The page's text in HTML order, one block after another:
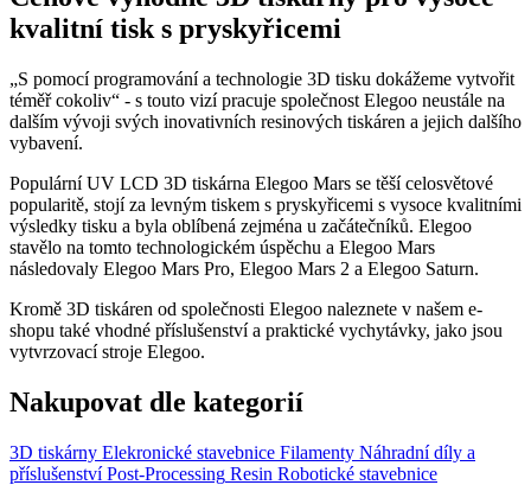
kvalitní tisk s pryskyřicemi
„S pomocí programování a technologie 3D tisku dokážeme vytvořit
téměř cokoliv“ - s touto vizí pracuje společnost Elegoo neustále na
dalším vývoji svých inovativních resinových tiskáren a jejich dalšího
vybavení.
Populární UV LCD 3D tiskárna Elegoo Mars se těší celosvětové
popularitě, stojí za levným tiskem s pryskyřicemi s vysoce kvalitními
výsledky tisku a byla oblíbená zejména u začátečníků. Elegoo
stavělo na tomto technologickém úspěchu a Elegoo Mars
následovaly Elegoo Mars Pro, Elegoo Mars 2 a Elegoo Saturn.
Kromě 3D tiskáren od společnosti Elegoo naleznete v našem e-
shopu také vhodné příslušenství a praktické vychytávky, jako jsou
vytvrzovací stroje Elegoo.
Nakupovat dle kategorií
3D tiskárny Elekronické stavebnice Filamenty Náhradní díly a
příslušenství Post-Processing Resin Robotické stavebnice